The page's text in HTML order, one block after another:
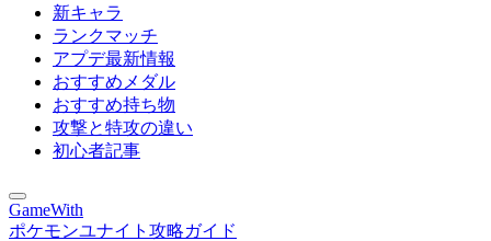
新キャラ
ランクマッチ
アプデ最新情報
おすすめメダル
おすすめ持ち物
攻撃と特攻の違い
初心者記事
GameWith
ポケモンユナイト攻略ガイド